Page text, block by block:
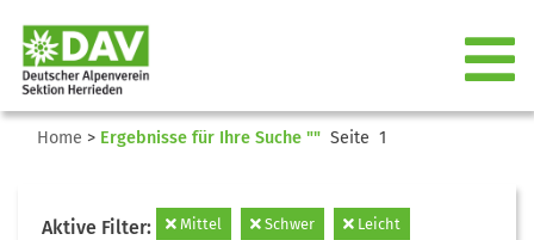
Home > Ergebnisse für Ihre Suche "" Seite 1
Aktive Filter: Mittel Schwer Leicht